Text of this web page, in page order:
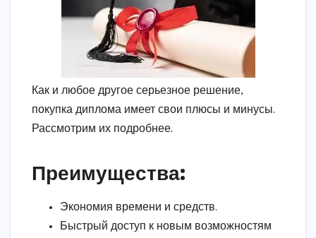
Как и любое другое серьезное решение,
покупка диплома имеет свои плюсы и минусы.
Рассмотрим их подробнее.
Преимущества:
Экономия времени и средств.
Быстрый доступ к новым возможностям